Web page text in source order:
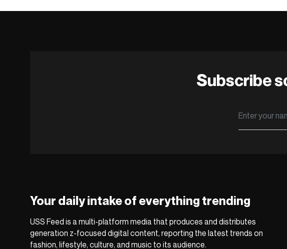
Subscribe
Your daily intake of everything trending
USS Feed is a multi-platform media that produces and distributes
generation z-focused digital content, reporting the latest trends on
fashion, lifestyle, culture, and music to its audience.